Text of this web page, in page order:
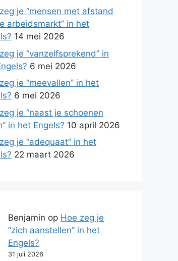
je “mensen met afstand
arbeidsmarkt” in het
14 mei 2026
je “vanzelfsprekend” in
6 mei 2026
je “meevallen” in het
6 mei 2026
je “naast je schoenen
in het Engels? 10 april 2026
je “adequaat” in het
22 maart 2026
Benjamin op Hoe zeg je
“zich aanstellen” in het
Engels?
31 juli 2026